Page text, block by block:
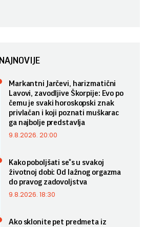
NAJNOVIJE
Markantni Jarčevi, harizmatični
Lavovi, zavodljive Škorpije: Evo po
čemu je svaki horoskopski znak
privlačan i koji poznati muškarac
ga najbolje predstavlja
9.8.2026. 20:00
Kako poboljšati se*s u svakoj
životnoj dobi: Od lažnog orgazma
do pravog zadovoljstva
9.8.2026. 18:30
Ako sklonite pet predmeta iz